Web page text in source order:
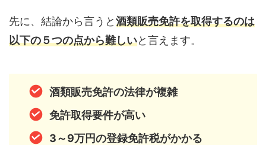
先に、結論から言うと酒類販売免許を取得するのは
以下の５つの点から難しいと言えます。
酒類販売免許の法律が複雑
免許取得要件が高い
3～9万円の登録免許税がかかる